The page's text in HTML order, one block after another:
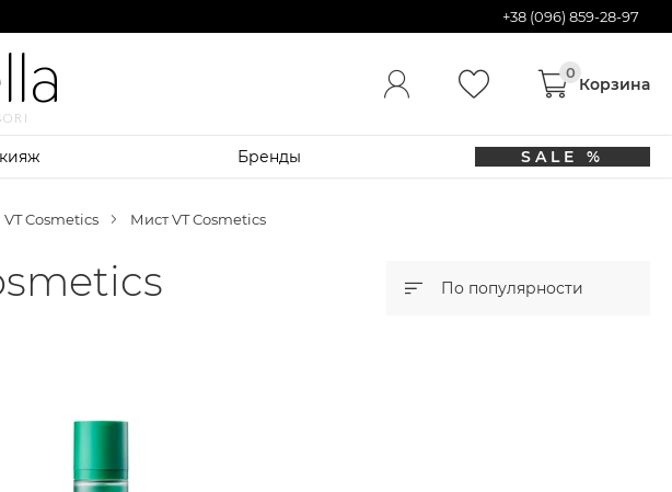
+38 (096) 859-28-97
Бренды SALE %
VT Cosmetics Мист VT Cosmetics
По популярности